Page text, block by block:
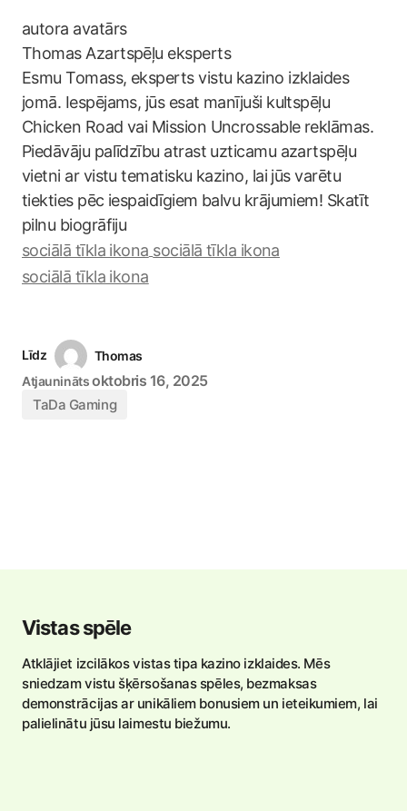
Thomas Azartspēļu eksperts
Esmu Tomass, eksperts vistu kazino izklaides
jomā. Iespējams, jūs esat manījuši kultspēļu
Chicken Road vai Mission Uncrossable reklāmas.
Piedāvāju palīdzību atrast uzticamu azartspēļu
vietni ar vistu tematisku kazino, lai jūs varētu
tiekties pēc iespaidīgiem balvu krājumiem! Skatīt
pilnu biogrāfiju
Līdz
Thomas
Atjauninātsoktobris 16, 2025
TaDa Gaming
Vistas spēle
Atklājiet izcilākos vistas tipa kazino izklaides. Mēs
sniedzam vistu šķērsošanas spēles, bezmaksas
demonstrācijas ar unikāliem bonusiem un ieteikumiem, lai
palielinātu jūsu laimestu biežumu.